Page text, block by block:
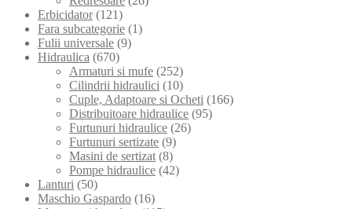
Erbicidator (121)
Fara subcategorie (1)
Fulii universale (9)
Hidraulica (670)
Armaturi si mufe (252)
Cilindrii hidraulici (10)
Cuple, Adaptoare si Ocheti (166)
Distribuitoare hidraulice (95)
Furtunuri hidraulice (26)
Furtunuri sertizate (9)
Masini de sertizat (8)
Pompe hidraulice (42)
Lanturi (50)
Maschio Gaspardo (16)